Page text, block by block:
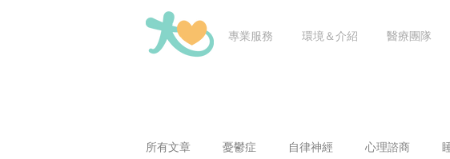
專業服務 環境＆介紹 醫療團隊
所有文章 憂鬱症 自律神經 心理諮商